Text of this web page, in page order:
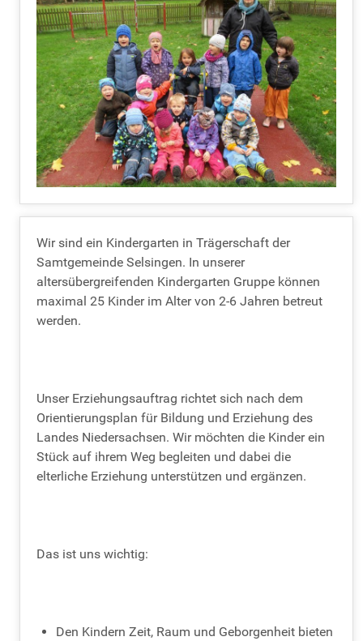
Wir sind ein Kindergarten in Trägerschaft der
Samtgemeinde Selsingen. In unserer
altersübergreifenden Kindergarten Gruppe können
maximal 25 Kinder im Alter von 2-6 Jahren betreut
werden.
Unser Erziehungsauftrag richtet sich nach dem
Orientierungsplan für Bildung und Erziehung des
Landes Niedersachsen. Wir möchten die Kinder ein
Stück auf ihrem Weg begleiten und dabei die
elterliche Erziehung unterstützen und ergänzen.
Das ist uns wichtig:
Den Kindern Zeit, Raum und Geborgenheit bieten